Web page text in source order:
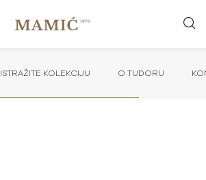
ISTRAŽITE KOLEKCIJU O TUDORU